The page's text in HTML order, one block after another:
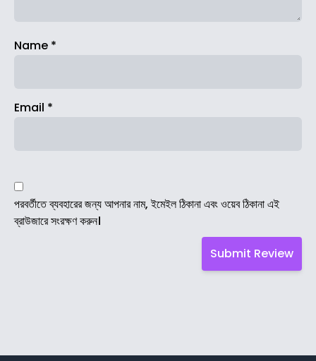
Name *
Email *
পরবর্তীতে ব্যবহারের জন্য আপনার নাম, ইমেইল ঠিকানা এবং ওয়েব ঠিকানা এই
ব্রাউজারে সংরক্ষণ করুন।